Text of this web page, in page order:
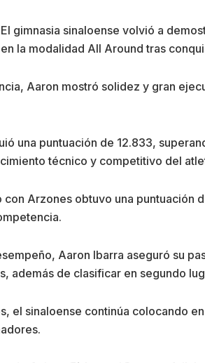
gimnasia sinaloense volvió a
la modalidad All Around tras
Aaron mostró solidez y gran
una puntuación de 12.833,
técnico y competitivo del
con Arzones obtuvo una puntuación
Aaron Ibarra aseguró su
además de clasificar en segundo
el sinaloense continúa colocando